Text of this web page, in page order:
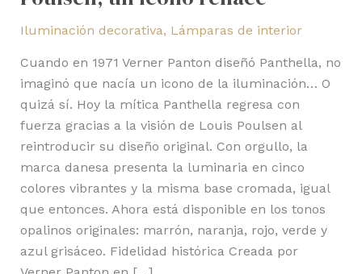
Iluminación decorativa, Lámparas de interior
Cuando en 1971 Verner Panton diseñó Panthella, no
imaginó que nacía un icono de la iluminación… O
quizá sí. Hoy la mítica Panthella regresa con
fuerza gracias a la visión de Louis Poulsen al
reintroducir su diseño original. Con orgullo, la
marca danesa presenta la luminaria en cinco
colores vibrantes y la misma base cromada, igual
que entonces. Ahora está disponible en los tonos
opalinos originales: marrón, naranja, rojo, verde y
azul grisáceo. Fidelidad histórica Creada por